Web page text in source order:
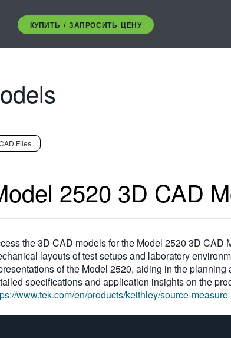
КУПИТЬ / ЗАПРОСИТЬ ЦЕНУ
Files
2520 3D CAD
the 3D CAD models for the Model 2520 3D CAD
layouts of test setups and laboratory
of the Model 2520, aiding in the
specifications and application insights on the
www.tek.com/en/products/keithley/source-